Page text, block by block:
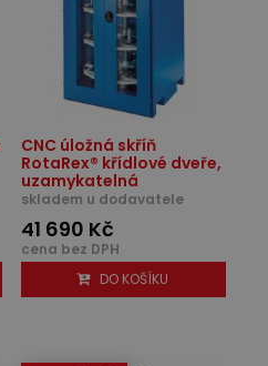
CNC úložná skříň
RotaRex® křídlové dveře,
uzamykatelná
skladem u dodavatele
41 690 Kč
cena bez DPH
DO KOŠÍKU